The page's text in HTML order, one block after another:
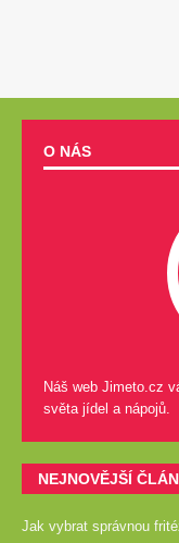
O NÁS
Náš web Jimeto.cz
světa jídel a nápojů.
NEJNOVĚJŠÍ
Jak vybrat správnou